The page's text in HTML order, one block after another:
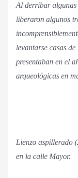
Al derribar algunas
liberaron algunos
levantarse casas
presentaban en el
arqueológicas en
Lienzo aspillerado
en la calle Mayor.